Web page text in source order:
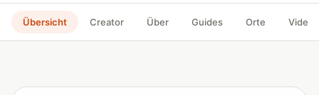
Übersicht Creator Über Guides Orte Videos